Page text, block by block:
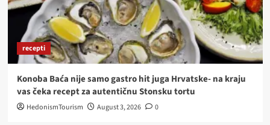
recepti
Konoba Baća nije samo gastro hit juga Hrvatske- na kraju
vas čeka recept za autentičnu Stonsku tortu
HedonismTourism August 3, 2026 0